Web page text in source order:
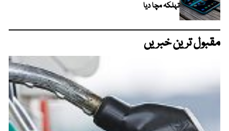
تہلکہ مچا دیا
مقبول ترین خبریں